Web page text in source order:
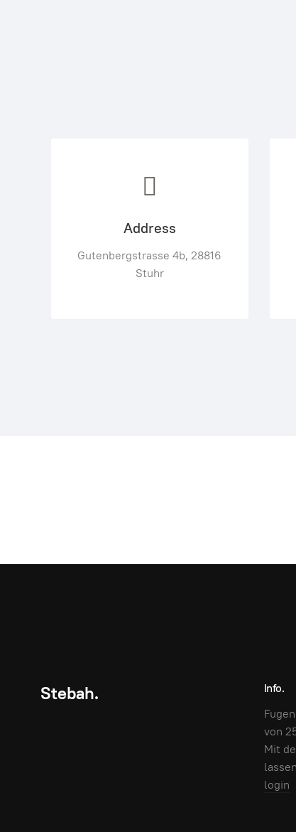
Address
Gutenbergstrasse 4b, 28816
Stuhr
Stebah.
Info.
von
Mit
login